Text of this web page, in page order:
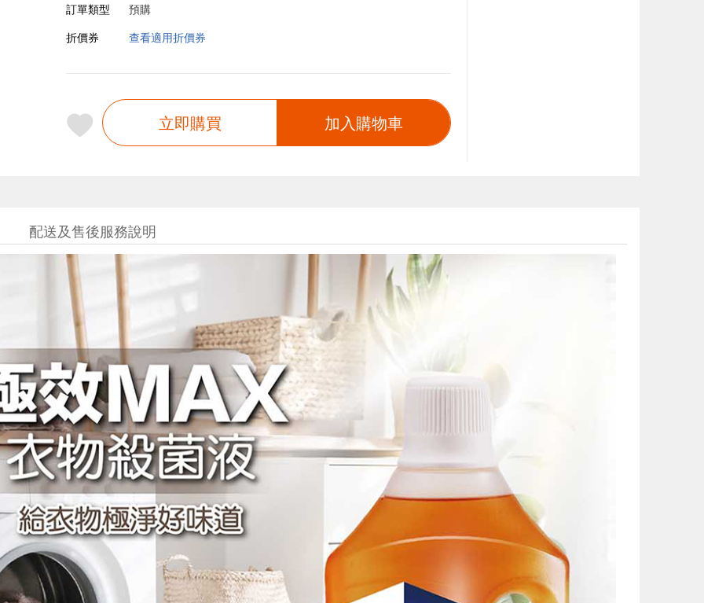
訂單類型
預購
折價券
查看適用折價券
立即購買 加入購物車
配送及售後服務說明